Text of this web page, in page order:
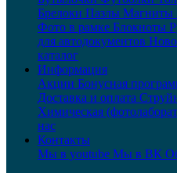
Брелоки Пазлы Магниты
Фото в рамке Блокноты
для автодокументов
каталог
Информация
Акции Бонусная
Доставка и оплата
Химическая
нас
Контакты
Мы в youtube Мы в ВК